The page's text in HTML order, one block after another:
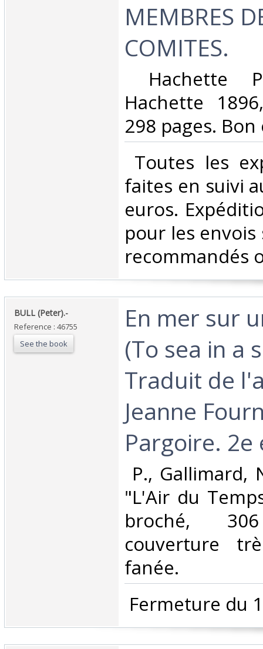
MEMBRES
COMITES. ‎
Hachette
Hachette
298 pages.
Toutes les
faites en suivi
euros.
pour les envois
recommandés
‎BULL (Peter).-‎
Reference : 46755
See the book
‎En mer sur
(To sea in a
Traduit de
Jeanne
Pargoire.
P., Gallimard,
"L'Air du
broché,
couverture
fanée. ‎
Fermeture du